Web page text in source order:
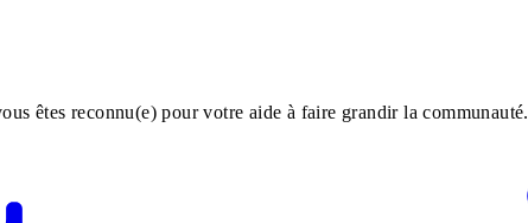
êtes reconnu(e) pour votre aide à faire grandir la communauté.